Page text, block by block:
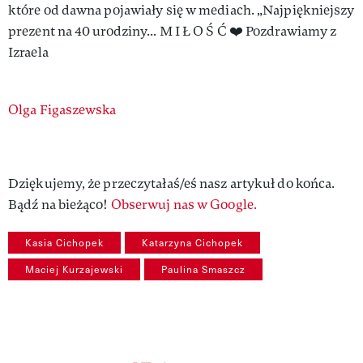
które od dawna pojawiały się w mediach. „Najpiękniejszy
prezent na 40 urodziny... M I Ł O Ś Ć ❤️ Pozdrawiamy z
Izraela
Authors
Olga Figaszewska
Dziękujemy, że przeczytałaś/eś nasz artykuł do końca.
Bądź na bieżąco! Obserwuj nas w Google.
Kasia Cichopek Katarzyna Cichopek
Maciej Kurzajewski Paulina Smaszcz